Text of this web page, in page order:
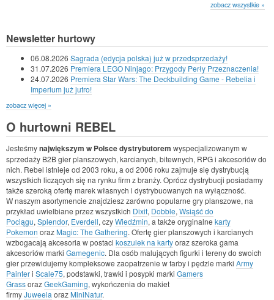
zobacz wszystkie »
Newsletter hurtowy
06.08.2026 Sagrada (edycja polska) już w przedsprzedaży!
31.07.2026 Premiera LEGO Ninjago: Przygody Perły Przeznaczenia!
24.07.2026 Premiera Star Wars: The Deckbuilding Game - Rebelia i
Imperium już jutro!
zobacz więcej »
O hurtowni REBEL
Jesteśmynajwiększym w Polsce dystrybutorem wyspecjalizowanym w
sprzedaży B2B gier planszowych, karcianych, bitewnych, RPG i akcesoriów do
nich. Rebel istnieje od 2003 roku, a od 2006 roku zajmuje się dystrybucją
wszystkich liczących się na rynku firm z branży. Oprócz dystrybucji posiadamy
także szeroką ofertę marek własnych i dystrybuowanych na wyłączność.
W naszym asortymencie znajdziesz zarówno popularne gry planszowe, na
przykład uwielbiane przez wszystkich Dixit, Dobble, Wsiąść do
Pociągu, Splendor, Everdell, czyWiedźmin, a także oryginalne karty
Pokemon oraz Magic: The Gathering. Ofertę gier planszowych i karcianych
wzbogacają akcesoria w postaci koszulek na kartyoraz szeroka gama
akcesoriów marki Gamegenic. Dla osób malujących figurki i tereny do swoich
gier przewidujemy kompleksowe zaopatrzenie w farby i pędzle marki Army
Painteri Scale75, podstawki, trawki i posypki marki Gamers
GrassorazGeekGaming, wykończenia do makiet
firmyJuweela oraz MiniNatur.